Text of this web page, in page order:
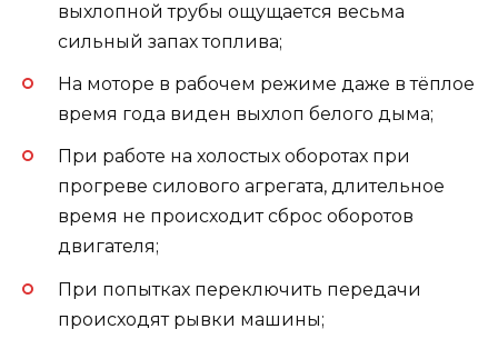
выхлопной трубы ощущается весьма
сильный запах топлива;
На моторе в рабочем режиме даже в тёплое
время года виден выхлоп белого дыма;
При работе на холостых оборотах при
прогреве силового агрегата, длительное
время не происходит сброс оборотов
двигателя;
При попытках переключить передачи
происходят рывки машины;